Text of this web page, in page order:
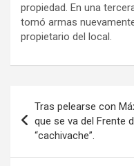
propiedad. En una
tomó armas
propietario del local.
de
entradas
Tras pelearse con
que se va del Frente
“cachivache”.